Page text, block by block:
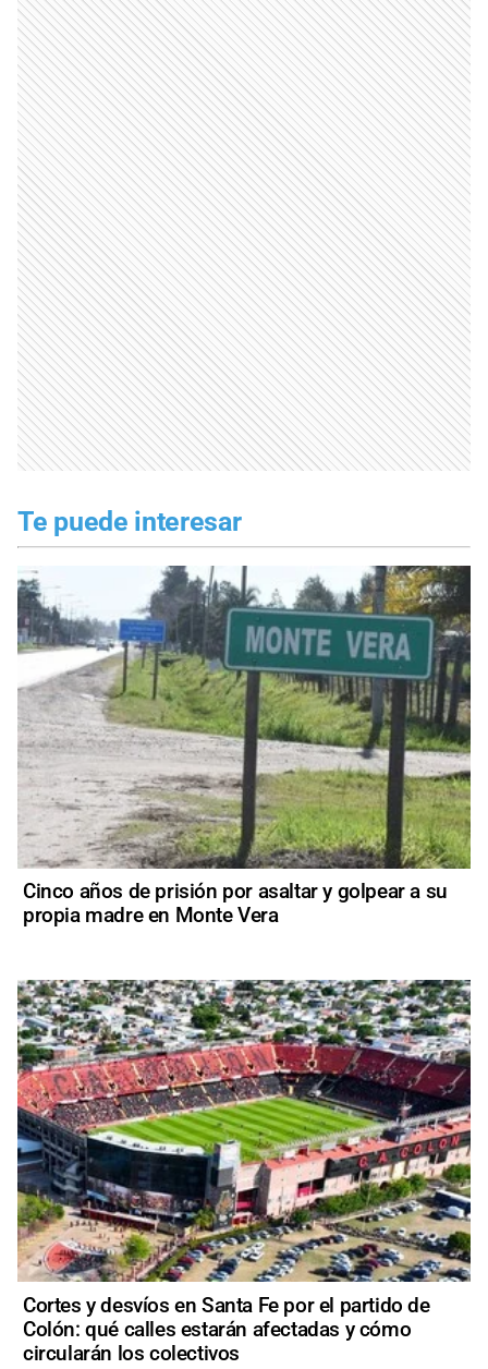
Te puede interesar
Cinco años de prisión por asaltar y golpear a su
propia madre en Monte Vera
Cortes y desvíos en Santa Fe por el partido de
Colón: qué calles estarán afectadas y cómo
circularán los colectivos